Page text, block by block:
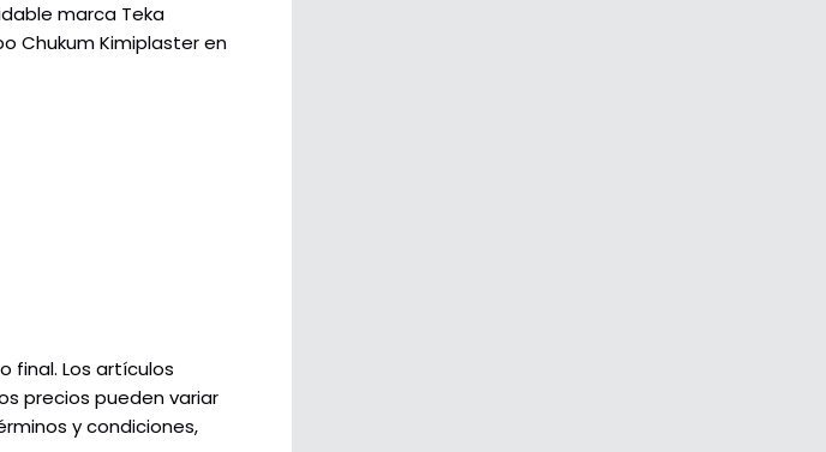
marca Teka
Chukum Kimiplaster en
final. Los artículos
precios pueden variar
y condiciones,